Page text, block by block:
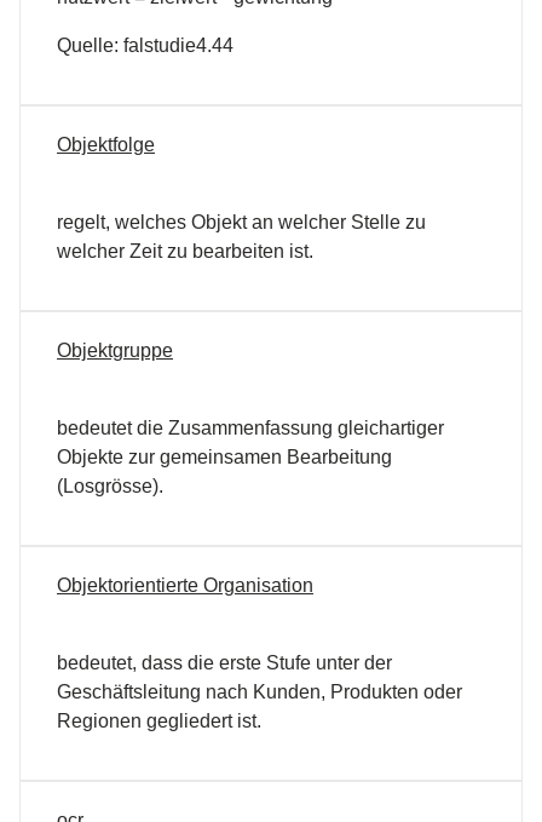
Quelle: falstudie4.44
Objektfolge
regelt, welches Objekt an welcher Stelle zu
welcher Zeit zu bearbeiten ist.
Objektgruppe
bedeutet die Zusammenfassung gleichartiger
Objekte zur gemeinsamen Bearbeitung
(Losgrösse).
Objektorientierte Organisation
bedeutet, dass die erste Stufe unter der
Geschäftsleitung nach Kunden, Produkten oder
Regionen gegliedert ist.